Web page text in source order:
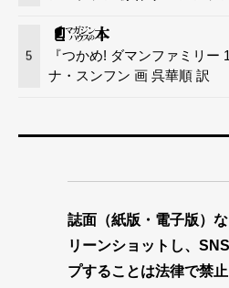
5
『つかめ! ダマンファミリ
ナ・スンフン 画 呉華順 訳
誌面（紙版・電子版）
リーンショットし、
プすることは法律で禁止